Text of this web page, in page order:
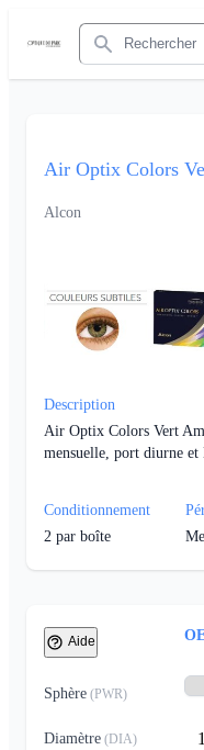
Rechercher
Air Optix Colors
Alcon
Description
Air Optix Colors Vert
mensuelle, port diurne
Conditionnement
2 par boîte
Aide
Sphère (PWR)
Diamètre (DIA)